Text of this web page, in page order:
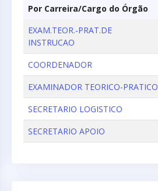
Por Carreira/Cargo do Órgão
EXAM.TEOR.-PRAT.DE
INSTRUCAO
COORDENADOR
EXAMINADOR TEORICO-PRATICO
SECRETARIO LOGISTICO
SECRETARIO APOIO